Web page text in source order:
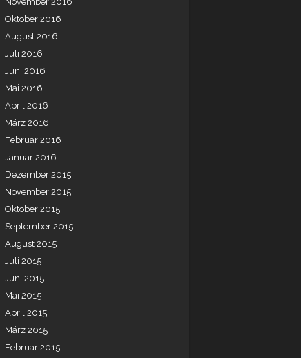
Oktober 2016
August 2016
Juli 2016
Juni 2016
Mai 2016
April 2016
März 2016
Februar 2016
Januar 2016
Dezember 2015
November 2015
Oktober 2015
September 2015
August 2015
Juli 2015
Juni 2015
Mai 2015
April 2015
März 2015
Februar 2015